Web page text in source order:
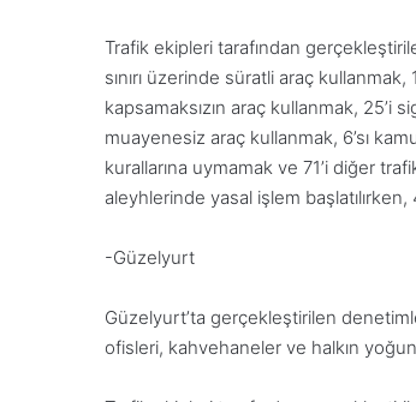
Trafik ekipleri tarafından
sınırı üzerinde süratli araç
kapsamaksızın araç kullanmak, 25’i
muayenesiz araç kullanmak, 6’sı
kurallarına uymamak ve 71’i diğer
aleyhlerinde yasal işlem
-Güzelyurt
Güzelyurt’ta gerçekleştirilen
ofisleri, kahvehaneler ve halkın